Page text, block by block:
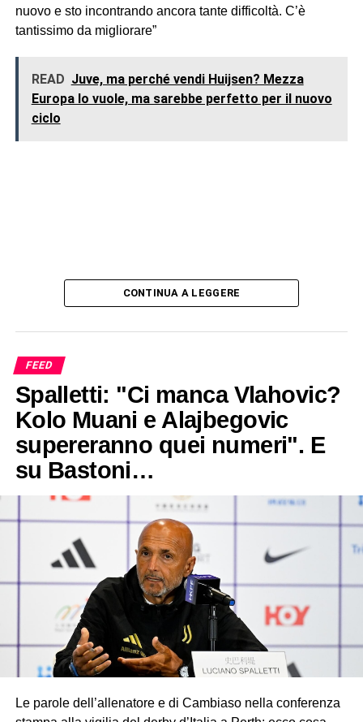
nuovo e sto incontrando ancora tante difficoltà. C’è
tantissimo da migliorare”
READ Juve, ma perché vendi Huijsen? Mezza
Europa lo vuole, ma sarebbe perfetto per il nuovo
ciclo
CONTINUA A LEGGERE
FEED
Spalletti: "Ci manca Vlahovic?
Kolo Muani e Alajbegovic
supereranno quei numeri". E
su Bastoni…
Le parole dell’allenatore e di Cambiaso nella conferenza